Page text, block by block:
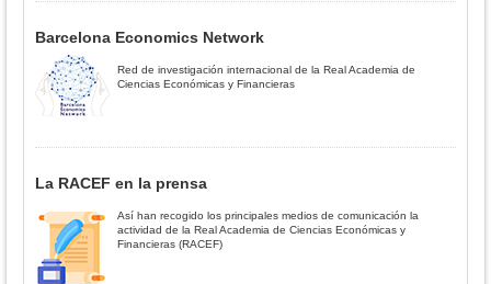
Barcelona Economics Network
Red de investigación internacional de la Real Academia de
Ciencias Económicas y Financieras
La RACEF en la prensa
Así han recogido los principales medios de comunicación la
actividad de la Real Academia de Ciencias Económicas y
Financieras (RACEF)